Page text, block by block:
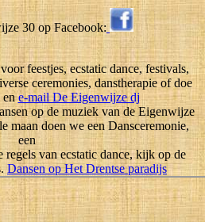
30 op Facebook:
feestjes, ecstatic dance, festivals,
ceremonies, danstherapie of doe
ene-mail De Eigenwijze dj
op de muziek van de Eigenwijze
maan doen we een Dansceremonie,
een
regels van ecstatic dance, kijk op de
Dansen op Het Drentse paradijs